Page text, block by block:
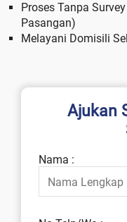
Proses Tanpa
Pasangan)
Melayani Domisili
Ajukan
Nama :